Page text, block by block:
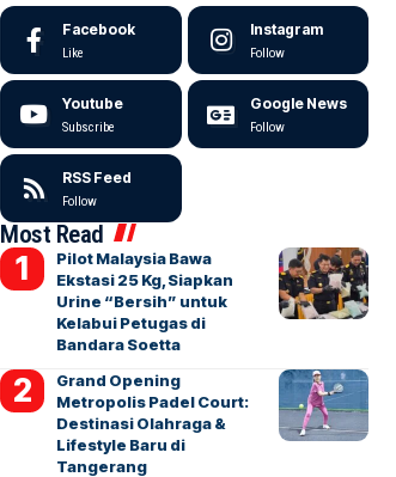
Facebook
Like
Instagram
Follow
Youtube
Subscribe
Google News
Follow
RSS Feed
Follow
Most Read
Pilot Malaysia Bawa
Ekstasi 25 Kg, Siapkan
Urine “Bersih” untuk
Kelabui Petugas di
Bandara Soetta
Grand Opening
Metropolis Padel Court:
Destinasi Olahraga &
Lifestyle Baru di
Tangerang